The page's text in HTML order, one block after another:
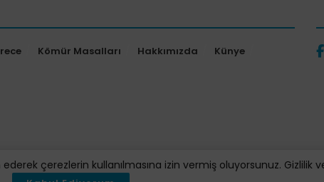
Kömür Masalları Hakkımızda
Künye
çerezlerin kullanılmasına izin vermiş oluyorsunuz. Gizlilik